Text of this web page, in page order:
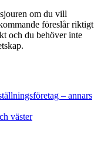
om du vill
föreslår riktigt
och du behöver inte
– annars
väster